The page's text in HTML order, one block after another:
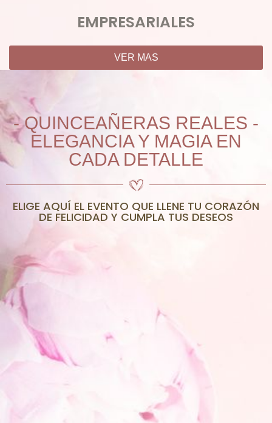
EMPRESARIALES
VER MAS
- QUINCEAÑERAS REALES -
ELEGANCIA Y MAGIA EN
CADA DETALLE
ELIGE AQUÍ EL EVENTO QUE LLENE TU CORAZÓN
DE FELICIDAD Y CUMPLA TUS DESEOS